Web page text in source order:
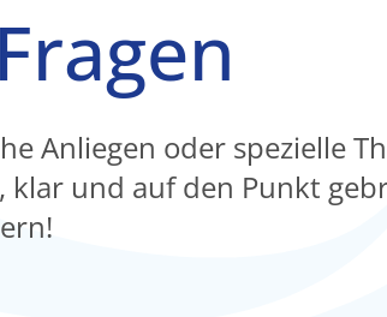
Anliegen oder spezielle
klar und auf den Punkt